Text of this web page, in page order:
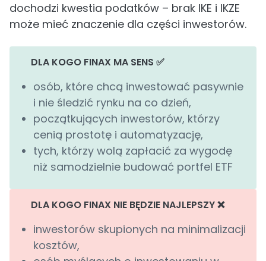
dochodzi kwestia podatków – brak IKE i IKZE
może mieć znaczenie dla części inwestorów.
DLA KOGO FINAX MA SENS ✅
osób, które chcą inwestować pasywnie
i nie śledzić rynku na co dzień,
początkujących inwestorów, którzy
cenią prostotę i automatyzację,
tych, którzy wolą zapłacić za wygodę
niż samodzielnie budować portfel ETF
DLA KOGO FINAX NIE BĘDZIE NAJLEPSZY ❌
inwestorów skupionych na minimalizacji
kosztów,